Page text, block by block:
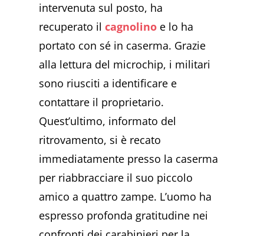
intervenuta sul posto, ha
recuperato ilcagnolino e lo ha
portato con sé in caserma. Grazie
alla lettura del microchip, i militari
sono riusciti a identificare e
contattare il proprietario.
Quest’ultimo, informato del
ritrovamento, si è recato
immediatamente presso la caserma
per riabbracciare il suo piccolo
amico a quattro zampe. L’uomo ha
espresso profonda gratitudine nei